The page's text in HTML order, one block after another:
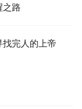
路
找完人的上帝